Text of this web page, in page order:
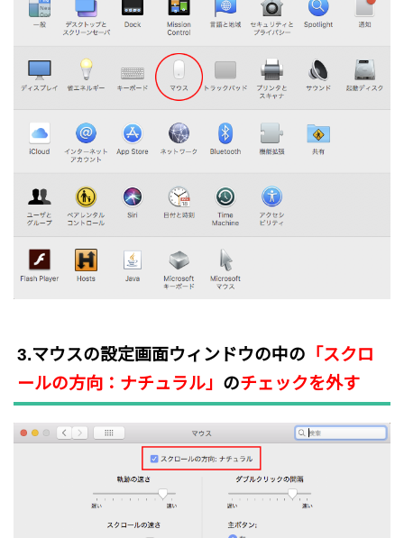
3.マウスの設定画面ウィンドウの中の 「スクロ
ールの方向：ナチュラル」 のチェックを外す